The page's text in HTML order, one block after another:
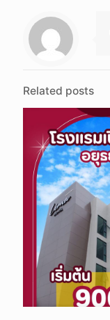
Related posts